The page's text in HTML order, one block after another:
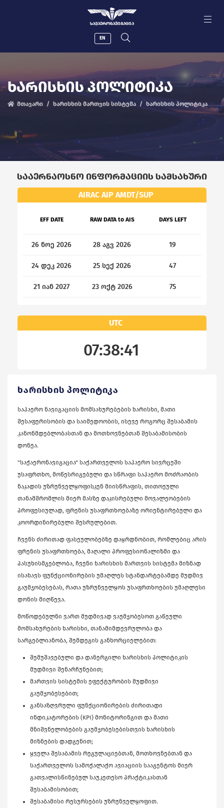
ᲡᲐᲥᲐᲔᲠᲝᲜᲐᲕᲘᲒᲐᲪᲘᲐ
EN
ᲮᲐᲠᲘᲡᲮᲘᲡ ᲞᲝᲚᲘᲢᲘᲙᲐ
მთავარი ხარისხის მართვის სისტემა ხარისხის პოლიტიკა
ᲡᲐᲐᲔᲠᲜᲐᲝᲡᲜᲝ ᲘᲜᲤᲝᲠᲛᲐᲪᲘᲘᲡ ᲡᲐᲛᲡᲐᲮᲣᲠᲘ
ᲮᲐᲠᲘᲡᲮᲘᲡ ᲞᲝᲚᲘᲢᲘᲙᲐ
საჰაერო ნავიგაციის მომსახურებების ხარისხი, მათი
შესაფერისობის და საიმედოობის, ისევე როგორც შესაბამის
კანონმდებლობასთან და მოთხოვნებთან შესაბამისობის
დონეა.
"საქაერონავიგაცია" საქართველოს საჰაერო სივრცეში
უსაფრთხო, მოწესრიგებული და სწრაფი საჰაერო მოძრაობის
ნაკადის უზრუნველყოფისკენ მიისწრაფის, თითოეული
თანამშრომლის მიერ მასზე დაკისრებული მოვალეობების
პროფესიულად, ფრენის უსაფრთხოებაზე ორიენტირებული და
კოორდინირებული შესრულებით.
ჩვენს ძირითად ფასეულობებზე დაყრდნობით, რომლებიც არის
ფრენის უსაფრთხოება, მაღალი პროფესიონალიზმი და
პასუხისმგებლობა, ჩვენი ხარისხის მართვის სისტემა მიზნად
ისახავს ფუნქციონირების უმაღლეს სტანდარტებამდე მუდმივ
გაუმჯობესებას, რათა უზრუნველყოს უსაფრთხოების უმაღლესი
დონის მიღწევა.
მოწოდებულნი ვართ მუდმივად ვაუმჯობესოთ გაწეული
მომსახურების ხარისხი, თანამიმდევრულობა და
სარგებლიანობა, შემდეგის განხორციელებით:
შემუშავებული და დანერგილი ხარისხის პოლიტიკის
მუდმივი შენარჩუნებით;
მართვის სისტემის ეფექტურობის მუდმივი
გაუმჯობესებით;
განსაზღვრული ფუნქციონირების ძირითადი
ინდიკატორების (KPI) მონიტორინგით და მათი
მნიშვნელობების გაუმჯობესებისთვის ხარისხის
მიზნების დადგენით;
ყველა შესაბამის რეგულაციებთან, მოთხოვნებთან და
საქართველოს სამოქალაქო ავიაციის სააგენტოს მიერ
გათვალისწინებულ საუკეთესო პრაქტიკასთან
შესაბამისობით;
შესაბამისი რესურსების უზრუნველყოფით.
AIRAC AIP AMDT/SUP
EFF DATE RAW DATA to AIS DAYS LEFT
26 ნოე 2026 28 აგვ 2026 19
24 დეკ 2026 25 სექ 2026 47
21 იან 2027 23 ოქტ 2026 75
UTC
07:38:41